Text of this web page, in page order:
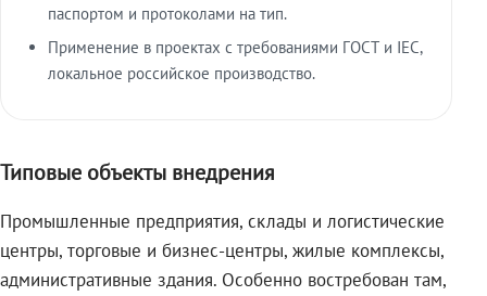
паспортом и протоколами на тип.
Применение в проектах с требованиями ГОСТ и IEC,
локальное российское производство.
Типовые объекты внедрения
Промышленные предприятия, склады и логистические
центры, торговые и бизнес-центры, жилые комплексы,
административные здания. Особенно востребован там,